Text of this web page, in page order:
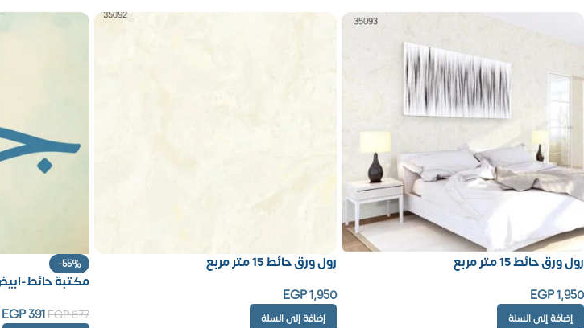
رول ورق حائط 15 متر مربع
EGP1,950
إضافة إلى السلة
رول ورق حائط 15 متر مربع
EGP1,950
إضافة إلى السلة
-55%
مكتبة حائط-
EGP877
EGP391